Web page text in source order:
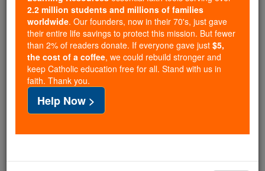
for our pro-life beliefs. They
shut down ourCatholic
Online, Catholic Online School, Prayer Candles, and
Catholic Online Learning Resourcesessential faith
tools serving over2.2 million students and millions of
families worldwide. Our founders, now in their 70's,
just gave their entire life savings to protect this mission.
But fewer than 2% of readers donate. If everyone gave
just$5, the cost of a coffee, we could rebuild stronger
in faith. Thank you.DONATE TODAY >
2.2 million students and millions of families
worldwide. Our founders, now in their 70's, just gave
their entire life savings to protect this mission. But fewer
than 2% of readers donate. If everyone gave just $5,
the cost of a coffee, we could rebuild stronger and
keep Catholic education free for all. Stand with us in
faith. Thank you.
Help Now >